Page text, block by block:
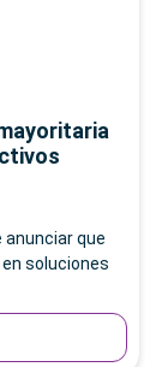
que
soluciones